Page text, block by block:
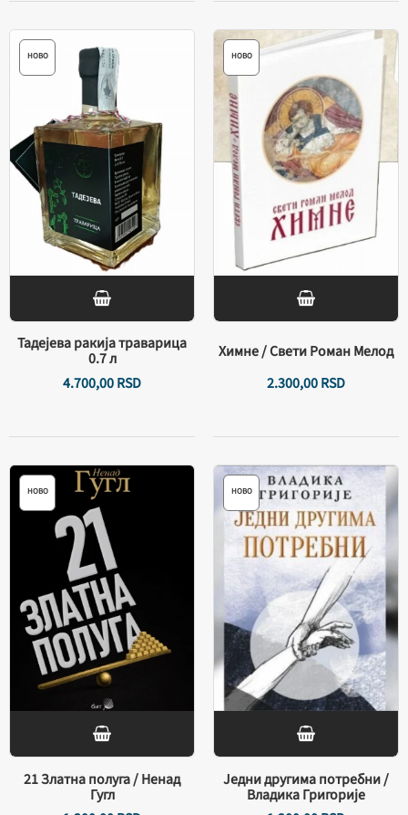
НОВО
Тадејева ракија траварица
0.7 л
4.700,00RSD
НОВО
Химне / Свети Роман Мелод
2.300,00RSD
НОВО
21 Златна полуга / Ненад
Гугл
НОВО
Једни другима потребни /
Владика Григорије